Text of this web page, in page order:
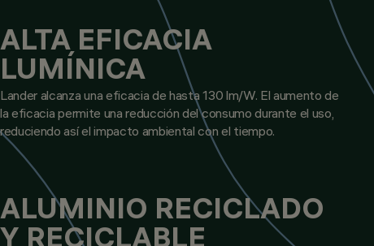
ALTA EFICACIA
LUMÍNICA
Lander alcanza una eficacia de hasta 130 lm/W. El aumento de
la eficacia permite una reducción del consumo durante el uso,
reduciendo así el impacto ambiental con el tiempo.
ALUMINIO RECICLADO
Y RECICLABLE